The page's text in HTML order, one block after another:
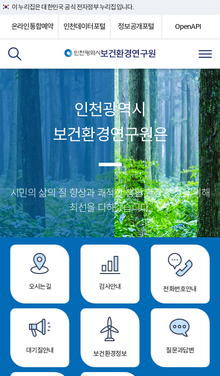
이 누리집은 대한민국 공식 전자정부 누리집입니다.
온라인통합예약 인천데이터포털 정보공개포털 OpenAPI
보건환경연구원
인천광역시
보건환경연구원은
시민의 삶의 질 향상과 쾌적한 생활 환경 조성을 위해
최선을 다하겠습니다.
오시는길 검사안내 전화번호안내
대기질안내 보건환경정보 질문과답변